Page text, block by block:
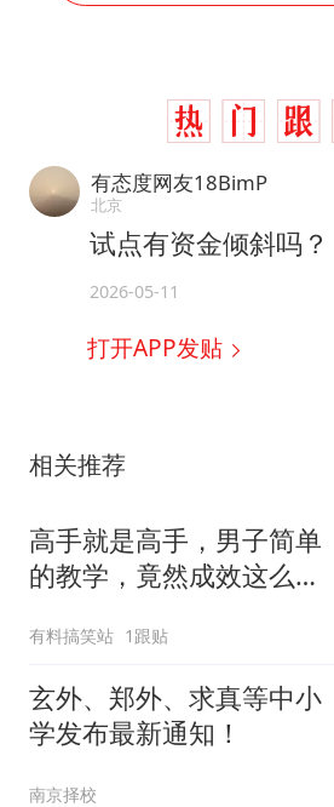
有态度网友18BimP
北京
试点有资金倾斜吗？
2026-05-11
打开APP发贴
相关推荐
高手就是高手，男子简单
的教学，竟然成效这么
有料搞笑站 1跟贴
玄外、郑外、求真等中小
学发布最新通知！
南京择校